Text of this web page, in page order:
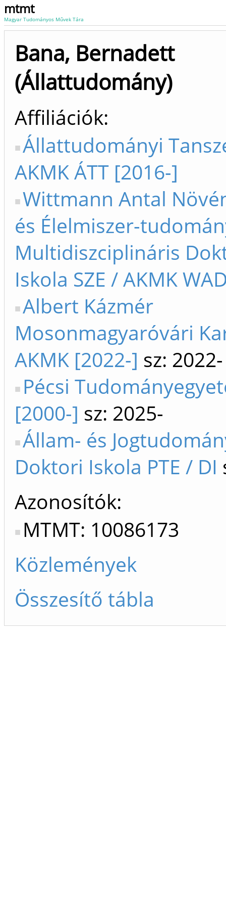
mtmt
Magyar Tudományos Művek Tára
Bana, Bernadett
(Állattudomány)
Affiliációk
Állattudományi
AKMK ÁTT [2016-]
Wittmann Antal
és Élelmiszer-
Multidiszciplináris
Iskola SZE / AKMK
Albert Kázmér
Mosonmagyaróvári
AKMK [2022-] sz: 2022-
Pécsi
[2000-] sz: 2025-
Állam- és
Doktori Iskola PTE / DI
Azonosítók
MTMT: 10086173
Közlemények
Összesítő tábla